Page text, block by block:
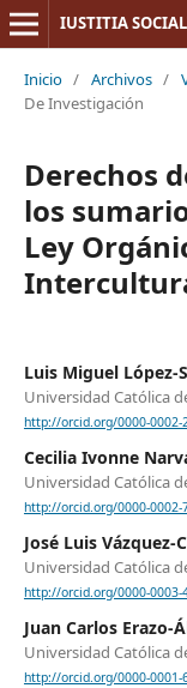
IUSTITIA
Inicio / Archivos /
De Investigación
Derechos
los
Ley
Luis Miguel López-
Universidad Católica
http://orcid.org/0000-0002-
Cecilia Ivonne
Universidad Católica
http://orcid.org/0000-0002-
José Luis Vázquez-
Universidad Católica
http://orcid.org/0000-0003-
Juan Carlos Erazo-
Universidad Católica
http://orcid.org/0000-0001-